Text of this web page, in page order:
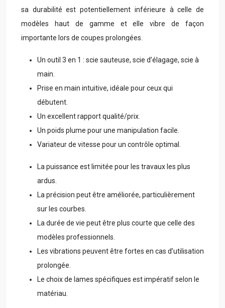
sa durabilité est potentiellement inférieure à celle de
modèles haut de gamme et elle vibre de façon
importante lors de coupes prolongées.
Un outil 3 en 1 : scie sauteuse, scie d’élagage, scie à
main.
Prise en main intuitive, idéale pour ceux qui
débutent.
Un excellent rapport qualité/prix.
Un poids plume pour une manipulation facile.
Variateur de vitesse pour un contrôle optimal.
La puissance est limitée pour les travaux les plus
ardus.
La précision peut être améliorée, particulièrement
sur les courbes.
La durée de vie peut être plus courte que celle des
modèles professionnels.
Les vibrations peuvent être fortes en cas d’utilisation
prolongée.
Le choix de lames spécifiques est impératif selon le
matériau.